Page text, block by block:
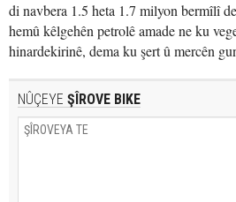
di navbera 1.5 heta 1.7 milyon bermîlî
hemû kêlgehên petrolê amade ne ku
hinardekirinê, dema ku şert û mercên
NÛÇEYE ŞÎROVE BIKE